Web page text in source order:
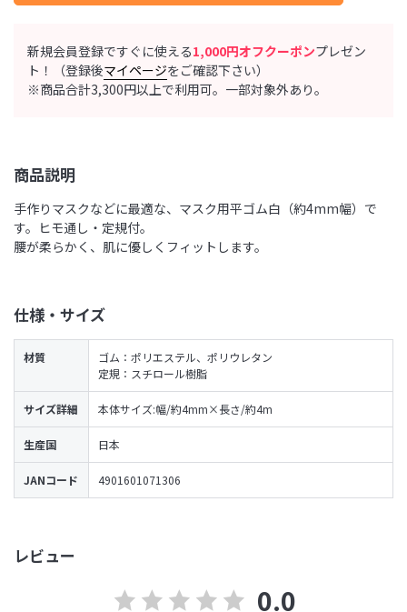
レビュー
0.0
新規会員登録ですぐに使える1,000円オフクーポンプレゼン
ト！（登録後マイページをご確認下さい）
※商品合計3,300円以上で利用可。一部対象外あり。
商品説明
手作りマスクなどに最適な、マスク用平ゴム白（約4mm幅）で
す。ヒモ通し・定規付。
腰が柔らかく、肌に優しくフィットします。
仕様・サイズ
材質
ゴム：ポリエステル、ポリウレタン
定規：スチロール樹脂
サイズ詳細 本体サイズ:幅/約4mm×長さ/約4m
生産国 日本
JANコード 4901601071306